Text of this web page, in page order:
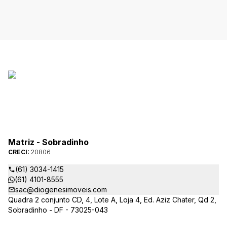
Matriz - Sobradinho
CRECI: 20806
(61) 3034-1415
(61) 4101-8555
sac@diogenesimoveis.com
Quadra 2 conjunto CD, 4, Lote A, Loja 4, Ed. Aziz Chater, Qd 2,
Sobradinho - DF - 73025-043